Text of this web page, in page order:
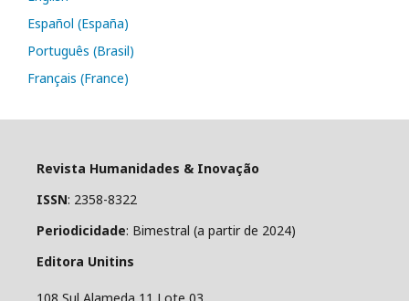
Español (España)
Português (Brasil)
Français (France)
Revista Humanidades & Inovação
ISSN: 2358-8322
Periodicidade: Bimestral (a partir de 2024)
Editora Unitins